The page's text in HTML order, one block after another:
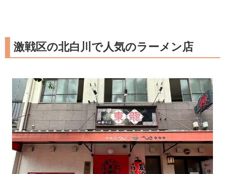
激戦区の北白川で人気のラーメン店